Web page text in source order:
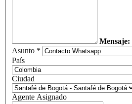
Mensaje:
Asunto *
País
Ciudad
Agente Asignado